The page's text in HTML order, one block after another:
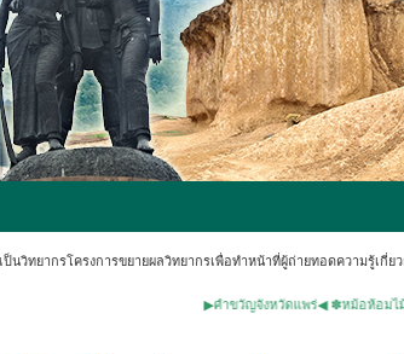
ป็นวิทยากรโครงการขยายผลวิทยากรเพื่อทำหน้าที่ผู้ถ่ายทอดความรู้เกี่
▶คำขวัญจังหวัดแพร่◀ ✽หม้อห้อมไม้สัก ✽ถิ่น